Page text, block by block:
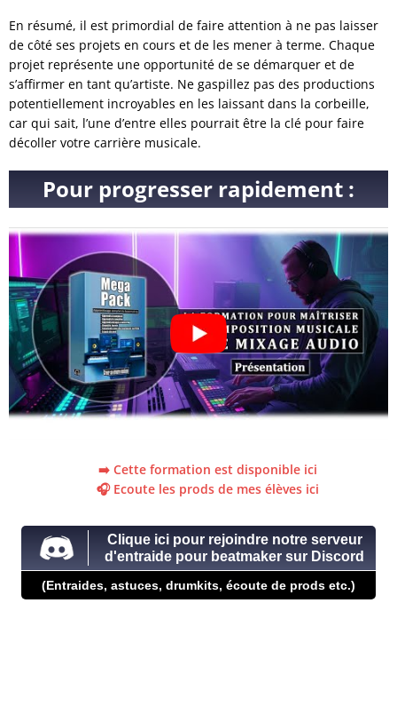
En résumé, il est primordial de faire attention à ne pas laisser
de côté ses projets en cours et de les mener à terme. Chaque
projet représente une opportunité de se démarquer et de
s’affirmer en tant qu’artiste. Ne gaspillez pas des productions
potentiellement incroyables en les laissant dans la corbeille,
car qui sait, l’une d’entre elles pourrait être la clé pour faire
décoller votre carrière musicale.
Pour progresser rapidement :
➡️ Cette formation est disponible ici
🎧 Ecoute les prods de mes élèves ici
Clique ici pour rejoindre notre serveur
d'entraide pour beatmaker sur Discord
(Entraides, astuces, drumkits, écoute de prods etc.)